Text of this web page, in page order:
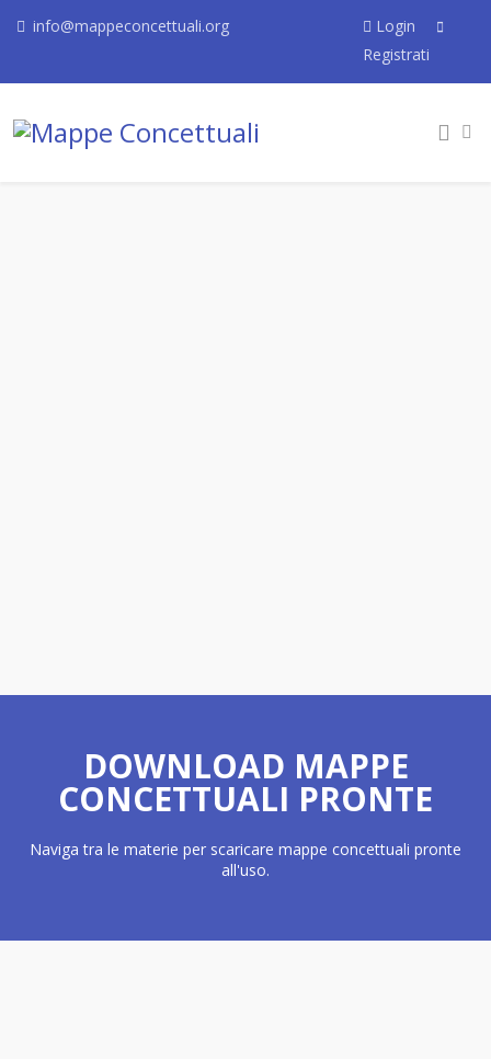
info@mappeconcettuali.org
Login
Registrati
DOWNLOAD MAPPE
CONCETTUALI PRONTE
Naviga tra le materie per scaricare mappe concettuali pronte
all'uso.